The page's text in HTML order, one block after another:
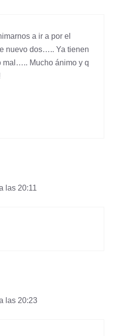
a ir a por el
nuevo dos….. Ya tienen
mal….. Mucho ánimo y q
las 20:11
las 20:23